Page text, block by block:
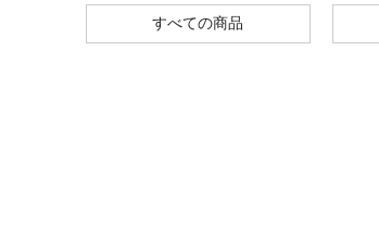
4.60
1.3K
54
4.60
1.3K
54
すべての商品